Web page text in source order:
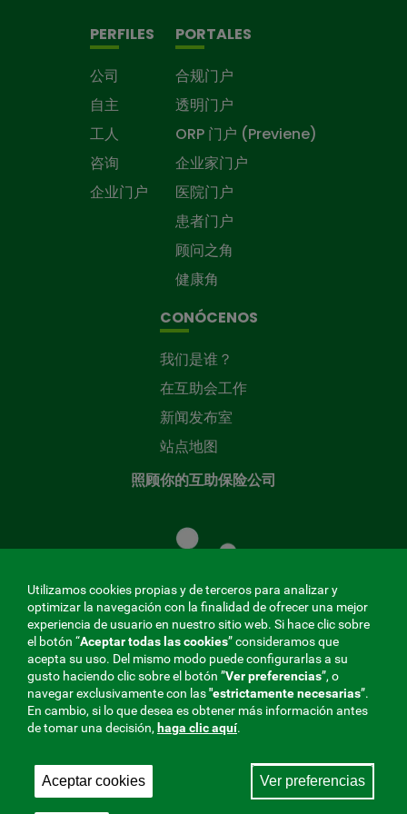
PERFILES
公司
自主
工人
咨询
企业门户
PORTALES
合规门户
透明门户
ORP 门户 (Previene)
企业家门户
医院门户
患者门户
顾问之角
健康角
CONÓCENOS
我们是谁？
在互助会工作
新闻发布室
站点地图
照顾你的互助保险公司
共
同
基
金
MENÚ
REDES
SOCIALES
V20
与社会保障的相互合作者，275 Fraternidad-Muprespa
Utilizamos cookies propias y de terceros para analizar y
optimizar la navegación con la finalidad de ofrecer una mejor
experiencia de usuario en nuestro sitio web. Si hace clic sobre
el botón “Aceptar todas las cookies” consideramos que
acepta su uso. Del mismo modo puede configurarlas a su
gusto haciendo clic sobre el botón ”Ver preferencias”, o
navegar exclusivamente con las"estrictamentenecesarias”.
En cambio, si lo que desea es obtener más información antes
de tomar una decisión, haga clic aquí.
Aceptar cookies Ver preferencias